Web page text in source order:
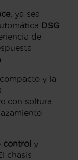
, ya sea
DSG
de
y la
con soltura
control y
chasis